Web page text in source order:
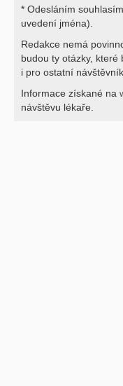
* Odesláním
uvedení jména).
Redakce nemá
budou ty otázky,
i pro ostatní
Informace získané na
návštěvu lékaře.